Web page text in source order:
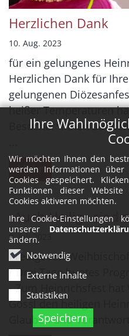
Ihre
Wir möchten Ihnen den
werden Informationen
Cookies gespeichert.
Funktionen dieser
Cookies aktiveren möchten.
Ihre Cookie-
unserer
ändern.
Notwendig
Externe Inhalte
Statistiken
Speichern
Herzlichen Dank
10. Aug. 2023
für ein gelungenes
Herzlichen Dank für
gelungenen
heißer Temperaturen
Besucher*innen auf
Mehr
„Auch Heilige sind
9. Juli 2023
Predigt von
/ Drei Tage buntes
- Zum Heinrichsfest hat
Gössl den heiligen
Glauben und